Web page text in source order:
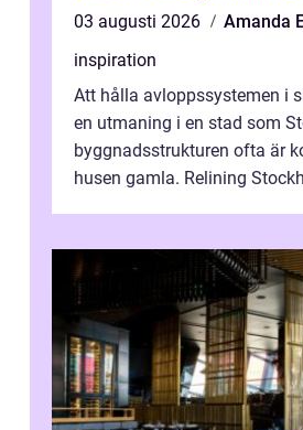
03 augusti 2026
Amanda
inspiration
Att hålla avloppssystemen i
en utmaning i en stad som
byggnadsstrukturen ofta är
husen gamla. Relining